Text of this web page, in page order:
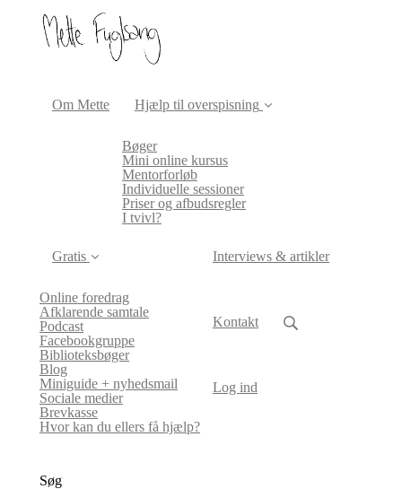
Om Mette Hjælp til overspisning
Bøger
Mini online kursus
Mentorforløb
Individuelle sessioner
Priser og afbudsregler
I tvivl?
Gratis
Online foredrag
Afklarende samtale
Podcast
Facebookgruppe
Biblioteksbøger
Blog
Miniguide + nyhedsmail
Sociale medier
Brevkasse
Hvor kan du ellers få hjælp?
Interviews & artikler
Kontakt
Log ind
Søg